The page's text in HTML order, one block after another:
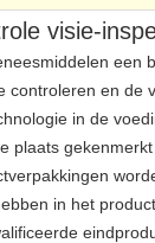
visie-
en
in de
plaats
in het